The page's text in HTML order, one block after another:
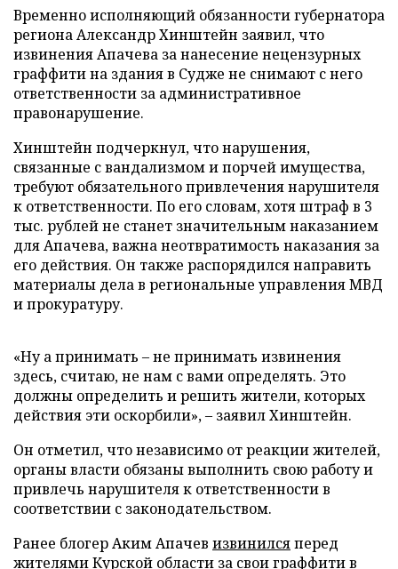
Временно исполняющий обязанности губернатора
региона Александр Хинштейн заявил, что
извинения Апачева за нанесение нецензурных
граффити на здания в Судже не снимают с него
ответственности за административное
правонарушение.
Хинштейн подчеркнул, что нарушения,
связанные с вандализмом и порчей имущества,
требуют обязательного привлечения нарушителя
к ответственности. По его словам, хотя штраф в 3
тыс. рублей не станет значительным наказанием
для Апачева, важна неотвратимость наказания за
его действия. Он также распорядился направить
материалы дела в региональные управления МВД
и прокуратуру.
«Ну а принимать – не принимать извинения
здесь, считаю, не нам с вами определять. Это
должны определить и решить жители, которых
действия эти оскорбили», – заявил Хинштейн.
Он отметил, что независимо от реакции жителей,
органы власти обязаны выполнить свою работу и
привлечь нарушителя к ответственности в
соответствии с законодательством.
Ранее блогер Аким Апачев извинилсяперед
жителями Курской области за свои граффити в